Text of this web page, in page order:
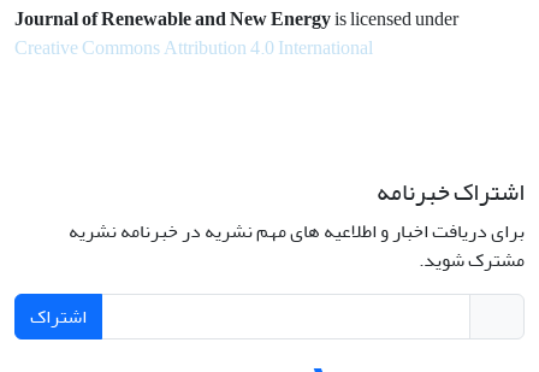
Journal of Renewable and New Energyis licensed under
Creative Commons Attribution 4.0 International
اشتراک خبرنامه
برای دریافت اخبار و اطلاعیه های مهم نشریه در خبرنامه نشریه
مشترک شوید.
اشتراک